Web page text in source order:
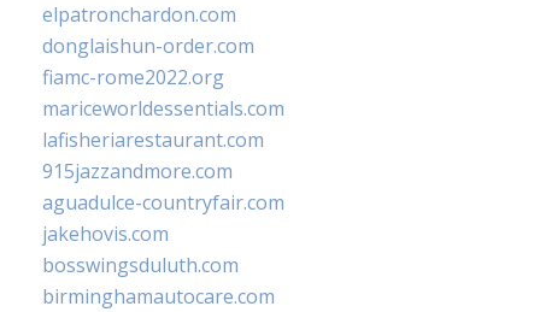
elpatronchardon.com
donglaishun-order.com
fiamc-rome2022.org
mariceworldessentials.com
lafisheriarestaurant.com
915jazzandmore.com
aguadulce-countryfair.com
jakehovis.com
bosswingsduluth.com
birminghamautocare.com